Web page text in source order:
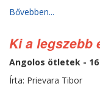
Bővebben...
Ki a legszebb
Angolos ötletek - 16
Írta: Prievara Tibor